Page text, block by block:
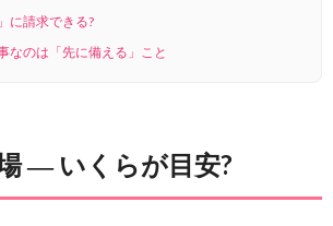
に請求できる?
なのは「先に備える」こと
― いくらが目安?